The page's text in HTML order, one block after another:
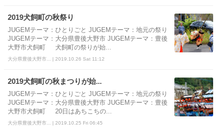
2019犬飼町の秋祭り
JUGEMテーマ：ひとりごと JUGEMテーマ：地元の祭り
JUGEMテーマ：大分県豊後大野市 JUGEMテーマ：豊後
大野市犬飼町 犬飼町の祭りが始...
大分県豊後大野市... | 2019.10.26 Sat 11:12
2019犬飼町の秋まつりが始...
JUGEMテーマ：ひとりごと JUGEMテーマ：地元の祭り
JUGEMテーマ：大分県豊後大野市 JUGEMテーマ：豊後
大野市犬飼町 20日はあちこちの...
大分県豊後大野市... | 2019.10.25 Fri 06:45